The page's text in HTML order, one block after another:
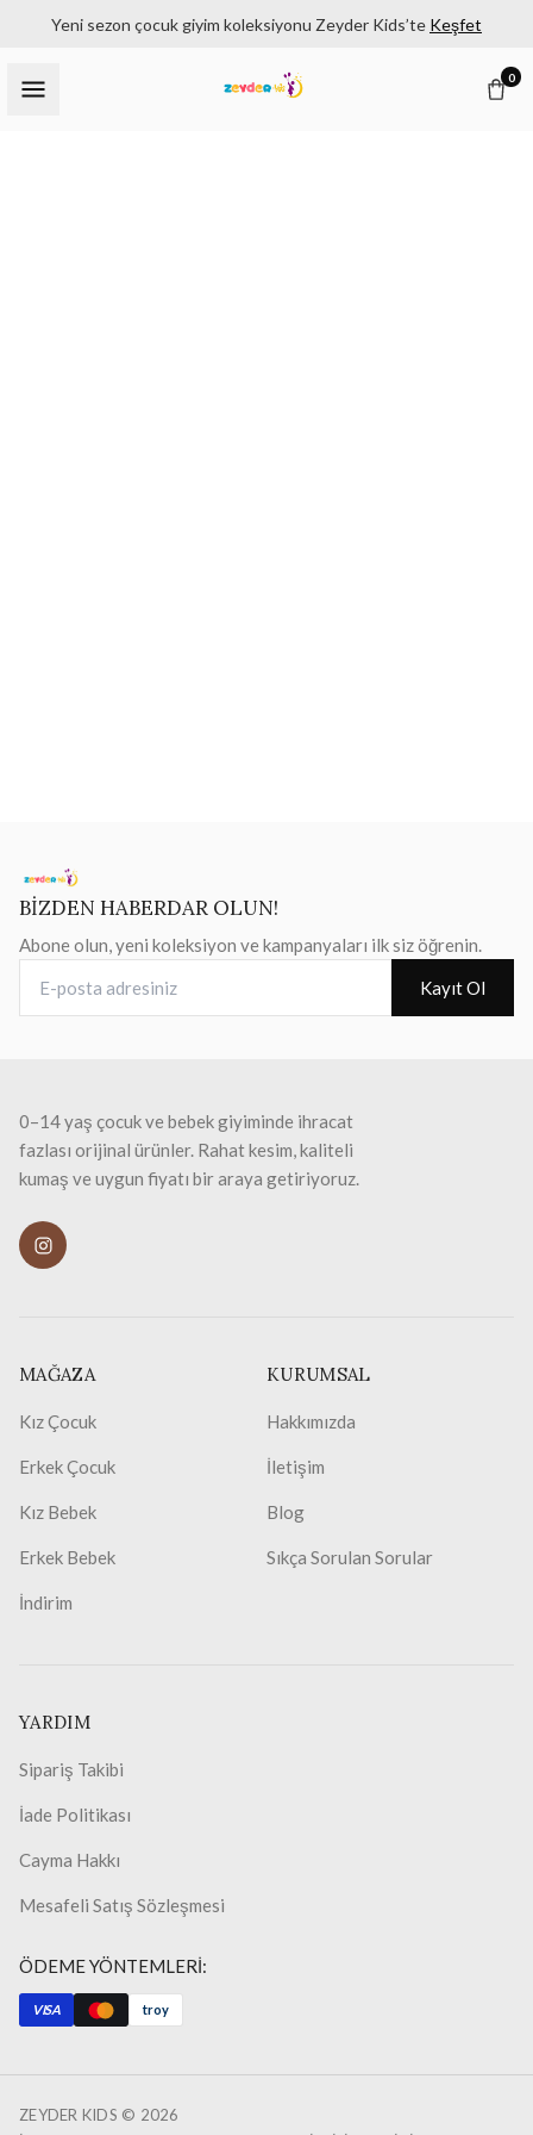
Yeni sezon çocuk giyim koleksiyonu Zeyder Kids’te Keşfet
0
BİZDEN HABERDAR OLUN!
Abone olun, yeni koleksiyon ve kampanyaları ilk siz öğrenin.
Kayıt Ol
0–14 yaş çocuk ve bebek giyiminde ihracat
fazlası orijinal ürünler. Rahat kesim, kaliteli
kumaş ve uygun fiyatı bir araya getiriyoruz.
MAĞAZA
Kız Çocuk
Erkek Çocuk
Kız Bebek
Erkek Bebek
İndirim
KURUMSAL
Hakkımızda
İletişim
Blog
Sıkça Sorulan Sorular
YARDIM
Sipariş Takibi
İade Politikası
Cayma Hakkı
Mesafeli Satış Sözleşmesi
ÖDEME YÖNTEMLERİ:
VISA troy
ZEYDER KIDS © 2026